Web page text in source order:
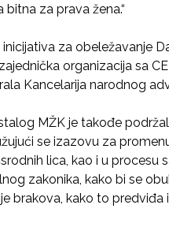
bitna za prava žena.“
inicijativa za obeležavanje
organizacija sa
Kancelarija narodnog
MŽK je takođe
se izazovu za
lica, kao i u procesu
zakonika, kako bi se
brakova, kako to predviđa